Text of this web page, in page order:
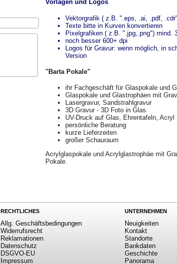
Vorlagen und Logos
Vektorgrafik ( z.B. ".eps, .ai, .pdf,
Texte bitte in Kurven konvertieren
Pixelgrafiken ( z.B. ".jpg,.png") mind.
noch besser 600+ dpi
Logos für Gravur: wenn möglich, in
Version
"Barta Pokale"
ihr Fachgeschäft für Glaspokale und
Glaspokale und Glastrophäen mit
Lasergravur, Sandstrahlgravur
3D Gravur - 3D Foto in Glas
UV-Druck auf Glas, Ehrentafeln, Acryl
persönliche Beratung
kurze Lieferzeiten
großer Schauraum
Acrylglaspokale und Acrylglastrophäe mit
Pokale.
RECHTLICHES
Allg. Geschäftsbedingungen
Widerrufsrecht
Reklamationen
Datenschutz
DSGVO-EU
Impressum
UNTERNEHMEN
Neuigkeiten
Kontakt
Standorte
Bankdaten
Geschichte
Panorama